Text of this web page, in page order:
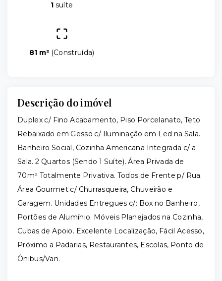
1 suíte
81 m² (Construída)
Descrição do imóvel
Duplex c/ Fino Acabamento, Piso Porcelanato, Teto
Rebaixado em Gesso c/ Iluminação em Led na Sala.
Banheiro Social, Cozinha Americana Integrada c/ a
Sala. 2 Quartos (Sendo 1 Suíte). Área Privada de
70m² Totalmente Privativa. Todos de Frente p/ Rua.
Área Gourmet c/ Churrasqueira, Chuveirão e
Garagem. Unidades Entregues c/: Box no Banheiro,
Portões de Alumínio. Móveis Planejados na Cozinha,
Cubas de Apoio. Excelente Localização, Fácil Acesso,
Próximo a Padarias, Restaurantes, Escolas, Ponto de
Ônibus/Van.